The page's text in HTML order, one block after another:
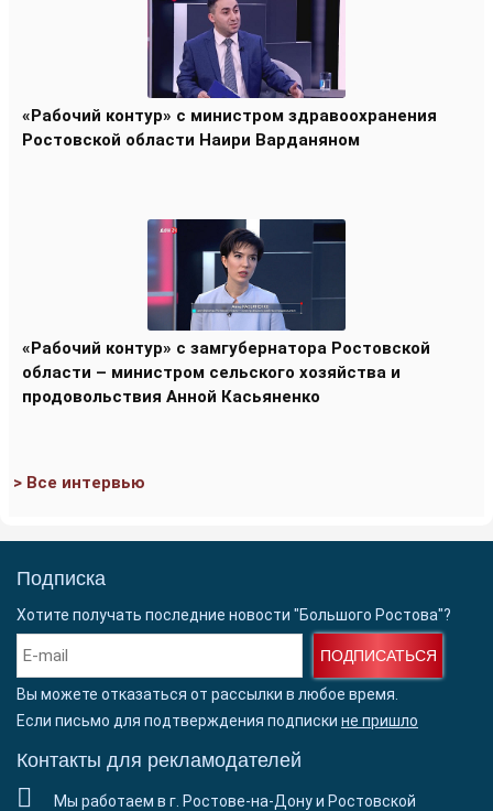
«Рабочий контур» с министром здравоохранения
Ростовской области Наири Варданяном
«Рабочий контур» с замгубернатора Ростовской
области – министром сельского хозяйства и
продовольствия Анной Касьяненко
> Все интервью
Подписка
Хотите получать последние новости "Большого Ростова"?
ПОДПИСАТЬСЯ
Вы можете отказаться от рассылки в любое время.
Если письмо для подтверждения подписки не пришло
Контакты для рекламодателей
Мы работаем в г. Ростове-на-Дону и Ростовской